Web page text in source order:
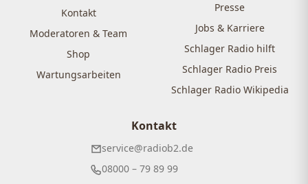
Kontakt
Moderatoren & Team
Shop
Wartungsarbeiten
Presse
Jobs & Karriere
Schlager Radio hilft
Schlager Radio Preis
Schlager Radio Wikipedia
Kontakt
service@radiob2.de
08000 – 79 89 99